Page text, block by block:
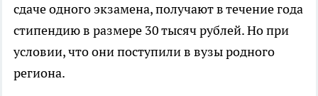
сдаче одного экзамена, получают в течение года
стипендию в размере 30 тысяч рублей. Но при
условии, что они поступили в вузы родного
региона.